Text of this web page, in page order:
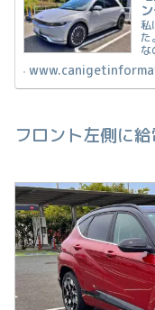
私
た
な
フロント左側に給